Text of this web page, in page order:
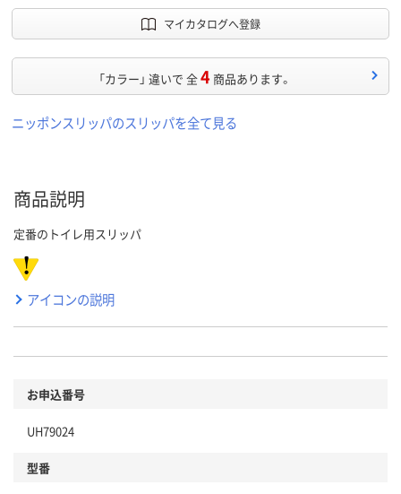
マイカタログへ登録
「カラー」 違いで 全4 商品あります。
ニッポンスリッパのスリッパを全て見る
商品説明
定番のトイレ用スリッパ
アイコンの説明
お申込番号
UH79024
型番